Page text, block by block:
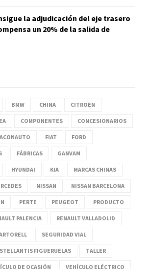
la adjudicación del eje trasero
un 20% de la salida de
BMW CHINA CITROËN
COMPONENTES CONCESIONARIOS
FIAT FORD
FÁBRICAS GANVAM
HYUNDAI KIA MARCAS CHINAS
NISSAN NISSAN BARCELONA
PERTE PEUGEOT PRODUCTO
PALENCIA RENAULT VALLADOLID
SEGURIDAD VIAL
STELLANTIS FIGUERUELAS TALLER
DE OCASIÓN VEHÍCULO ELÉCTRICO